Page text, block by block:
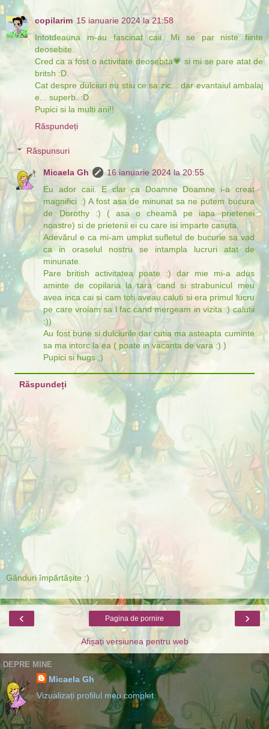
copilarim 15 ianuarie 2024 la 21:58
Intotdeauna m-au fascinat caii. Mi se par niste fiinte
deosebite.
Cred ca a fost o activitate deosebita💗 si mi se pare atat de
britsh :D.
Cat despre dulciuri nu stiu ce sa zic... dar evantaiul ambalaj
e... superb. :D
Pupici si la multi ani!!
Răspundeți
Răspunsuri
Micaela Gh
16 ianuarie 2024 la 20:55
Eu ador caii. E clar ca Doamne Doamne i-a creat
magnifici :) A fost asa de minunat sa ne putem bucura
de Dorothy :) ( asa o cheamă pe iapa prietenei
noastre) si de prietenii ei cu care isi imparte casuta.
Adevărul e ca mi-am umplut sufletul de bucurie sa vad
ca in oraselul nostru se intampla lucruri atat de
minunate.
Pare british activitatea poate :) dar mie mi-a adus
aminte de copilaria la tara cand si strabunicul meu
avea inca cai si cam toti aveau caluti si era primul lucru
pe care vroiam sa l fac cand mergeam in vizita :) calutii
:))
Au fost bune si dulciurile dar cutia ma asteapta cuminte
sa ma intorc la ea ( poate in vacanta de vara :) )
Pupici si hugs ;)
Răspundeți
Gânduri împărtășite :)
‹ ›
Pagina de pornire
Afișați versiunea pentru web
DEPRE MINE
Micaela Gh
Vizualizați profilul meu complet